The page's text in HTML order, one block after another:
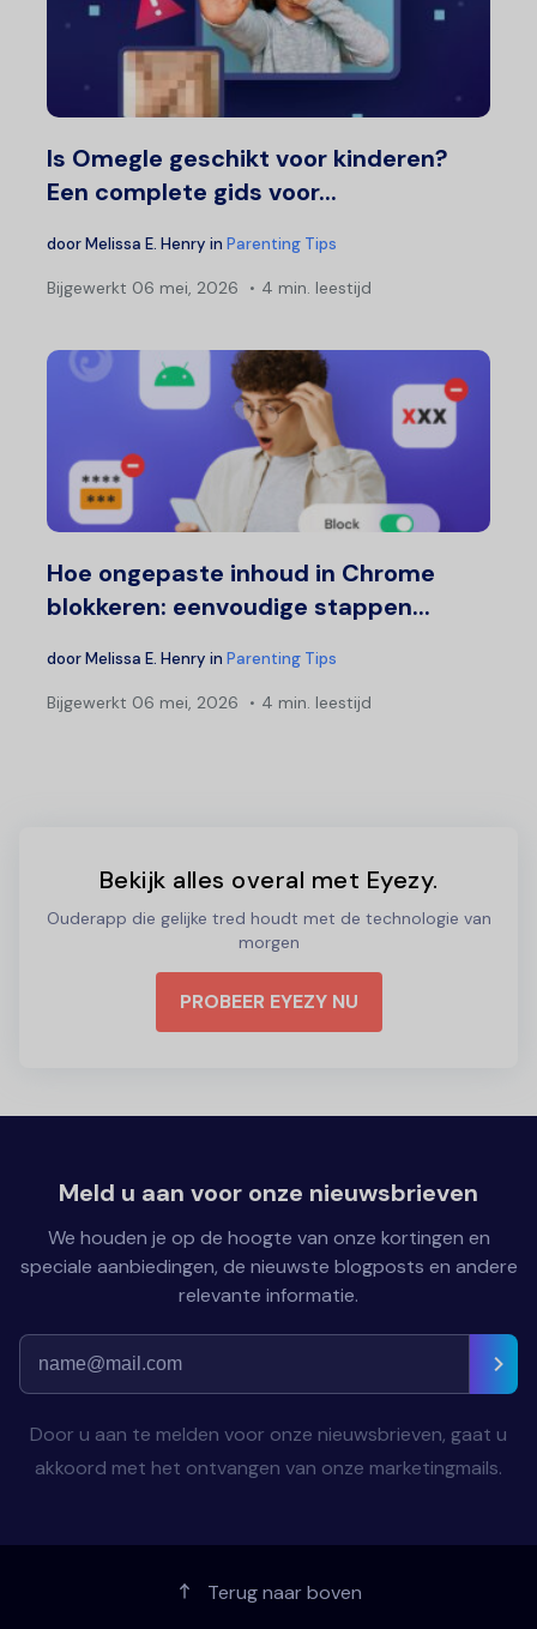
Is Omegle geschikt voor kinderen?
Een complete gids voor...
doorMelissa E. Henry in Parenting Tips
Bijgewerkt 06 mei, 2026 4 min. leestijd
Hoe ongepaste inhoud in Chrome
blokkeren: eenvoudige stappen...
doorMelissa E. Henry in Parenting Tips
Bijgewerkt 06 mei, 2026 4 min. leestijd
Bekijk alles overal met Eyezy.
Ouderapp die gelijke tred houdt met de technologie van
morgen
PROBEER EYEZY NU
Meld u aan voor onze nieuwsbrieven
We houden je op de hoogte van onze kortingen en
speciale aanbiedingen, de nieuwste blogposts en andere
relevante informatie.
Door u aan te melden voor onze nieuwsbrieven, gaat u
akkoord met het ontvangen van onze marketingmails.
Terug naar boven